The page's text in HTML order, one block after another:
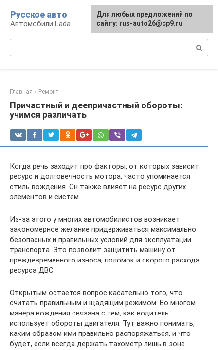
контенту
Русское авто
Автомобили Lada
Главная » Ремонт
Причастный и деепричастный обороты:
учимся различать
Когда речь заходит про факторы, от которых зависит
ресурс и долговечность мотора, часто упоминается
стиль вождения. Он также влияет на ресурс других
элементов и систем.
Из-за этого у многих автомобилистов возникает
закономерное желание придерживаться максимально
безопасных и правильных условий для эксплуатации
транспорта. Это позволит защитить машину от
преждевременного износа, поломок и скорого расхода
ресурса ДВС.
Открытым остаётся вопрос касательно того, что
считать правильным и щадящим режимом. Во многом
манера вождения связана с тем, как водитель
использует обороты двигателя. Тут важно понимать,
каким образом ими правильно распоряжаться, и что
будет, если всегда держать тахометр лишь в зоне
Для любых предложений по
сайту: rus-auto26@cp9.ru